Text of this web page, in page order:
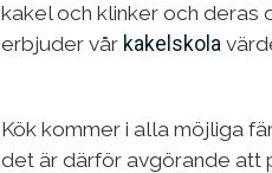
kakel och klinker och deras
erbjuder vår kakelskola
Kök kommer i alla möjliga
det är därför avgörande att